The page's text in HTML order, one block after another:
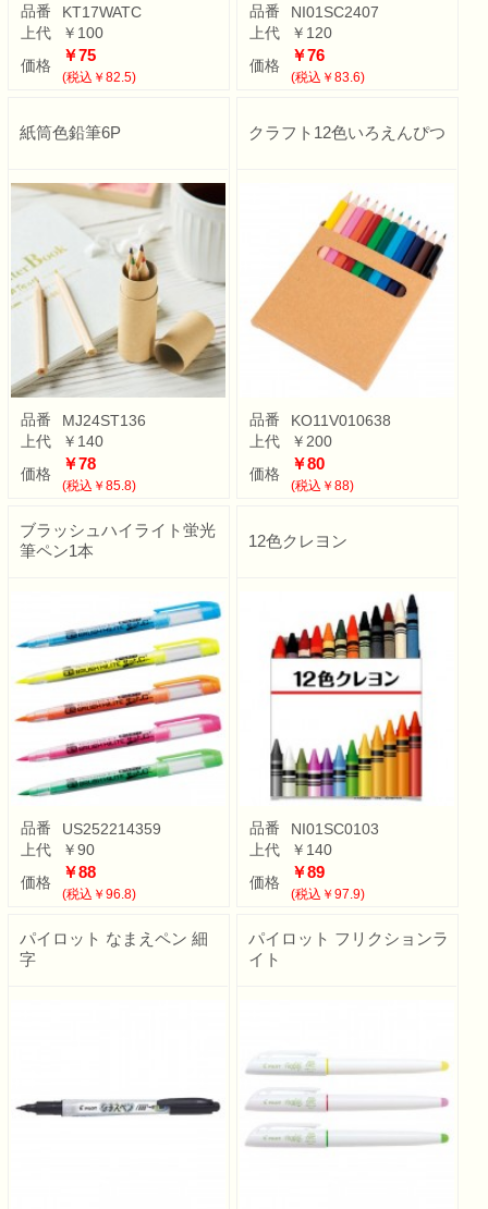
品番
KT17WATC
上代
￥100
価格
￥75
(税込￥82.5)
品番
NI01SC2407
上代
￥120
価格
￥76
(税込￥83.6)
紙筒色鉛筆6P
品番
MJ24ST136
上代
￥140
価格
￥78
(税込￥85.8)
クラフト12色いろえんぴつ
品番
KO11V010638
上代
￥200
価格
￥80
(税込￥88)
ブラッシュハイライト蛍光
筆ペン1本
品番
US252214359
上代
￥90
価格
￥88
(税込￥96.8)
12色クレヨン
品番
NI01SC0103
上代
￥140
価格
￥89
(税込￥97.9)
パイロット なまえペン 細
字
パイロット フリクションラ
イト